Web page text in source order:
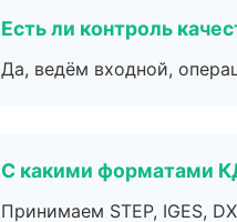
Есть ли контроль
Да, ведём входной,
С какими форматами
Принимаем STEP, IGES,